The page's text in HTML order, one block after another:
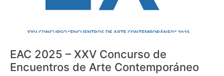
EAC 2025 – XXV Concurso de
Encuentros de Arte Contemporáneo